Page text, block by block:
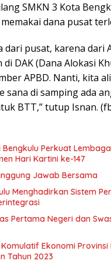
SMKN 3 Kota
dana pusat
dari pusat, karena dari
DAK (Dana Alokasi
APBD. Nanti, kita
sana di samping ada
BTT,” tutup Isnan.
Bengkulu Perkuat
Hari Kartini ke-147
Jawab Bersama
Menghadirkan Sistem
Pertama Negeri dan
Ekonomi Provinsi
Tahun 2023